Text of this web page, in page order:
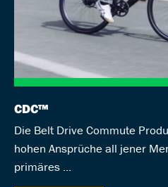
CDC™
Die Belt Drive Commute
hohen Ansprüche all jener
primäres ...